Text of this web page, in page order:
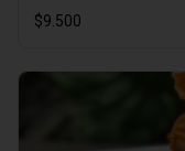
$9.500